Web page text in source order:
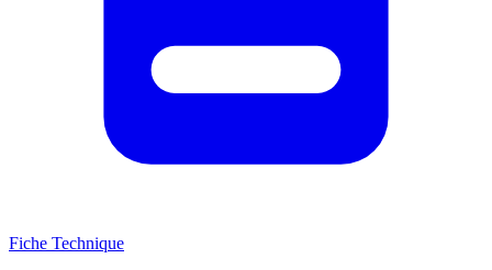
Fiche Technique